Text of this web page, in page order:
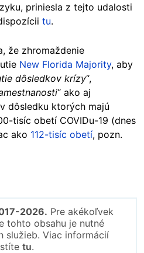
priniesla z tejto udalosti
tu.
že zhromaždenie
New Florida Majority, aby
dôsledkov krízy“,
“ ako aj
dôsledku ktorých majú
tisíc obetí COVIDu-19 (dnes
ako 112-tisíc obetí, pozn.
2026. Pre akékoľvek
tohto obsahu je nutné
služieb. Viac informácií
tu.